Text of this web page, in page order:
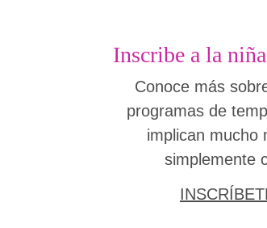
Inscribe a la
Conoce más
programas de
implican mucho
simplemente